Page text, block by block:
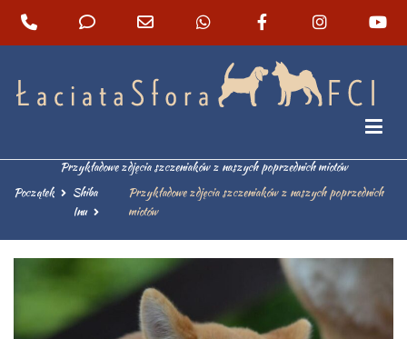
Przykładowe zdjęcia szczeniaków z naszych poprzednich miotów
Początek
Shiba
Inu
Przykładowe zdjęcia szczeniaków z naszych poprzednich
miotów